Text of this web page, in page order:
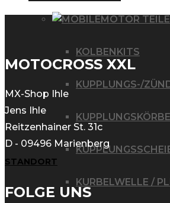
MOTOR TEILE
KOLBENKITS
KUPPLUNGS-/
KURBELWELLE /
MOTOCROSS XXL
MX-Shop Ihle
Jens Ihle
Reitzenhainer St. 31c
D - 09496 Marienberg
STANDORT
FOLGE UNS